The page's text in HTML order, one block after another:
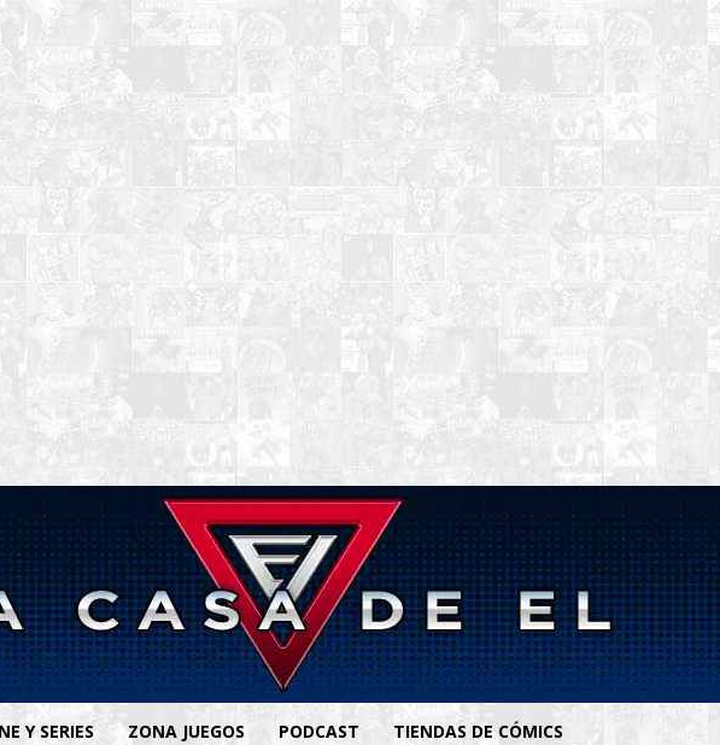
Y SERIES ZONA JUEGOS PODCAST TIENDAS DE CÓMICS